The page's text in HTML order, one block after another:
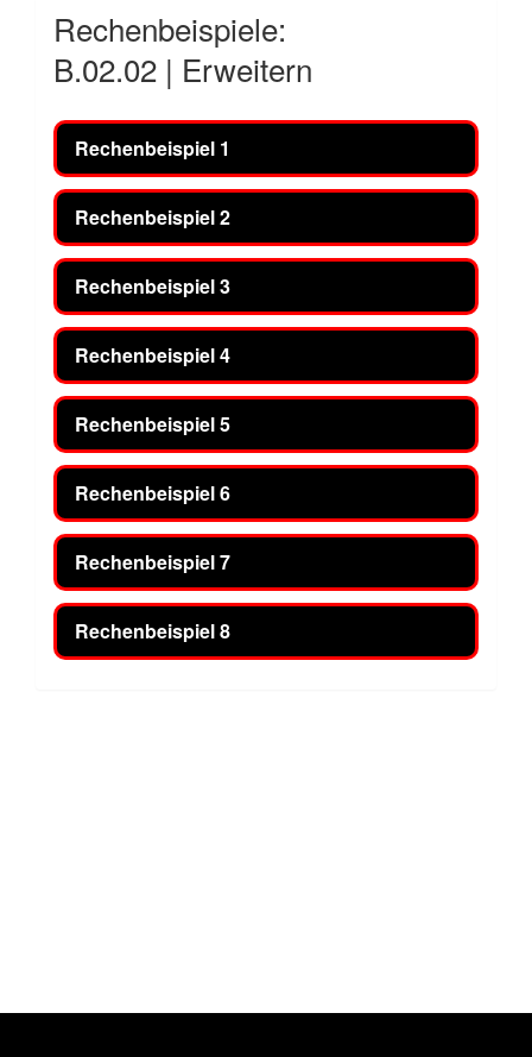
Rechenbeispiele:
B.02.02 | Erweitern
Rechenbeispiel 1
Rechenbeispiel 2
Rechenbeispiel 3
Rechenbeispiel 4
Rechenbeispiel 5
Rechenbeispiel 6
Rechenbeispiel 7
Rechenbeispiel 8